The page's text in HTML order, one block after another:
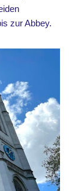
zur Abbey.